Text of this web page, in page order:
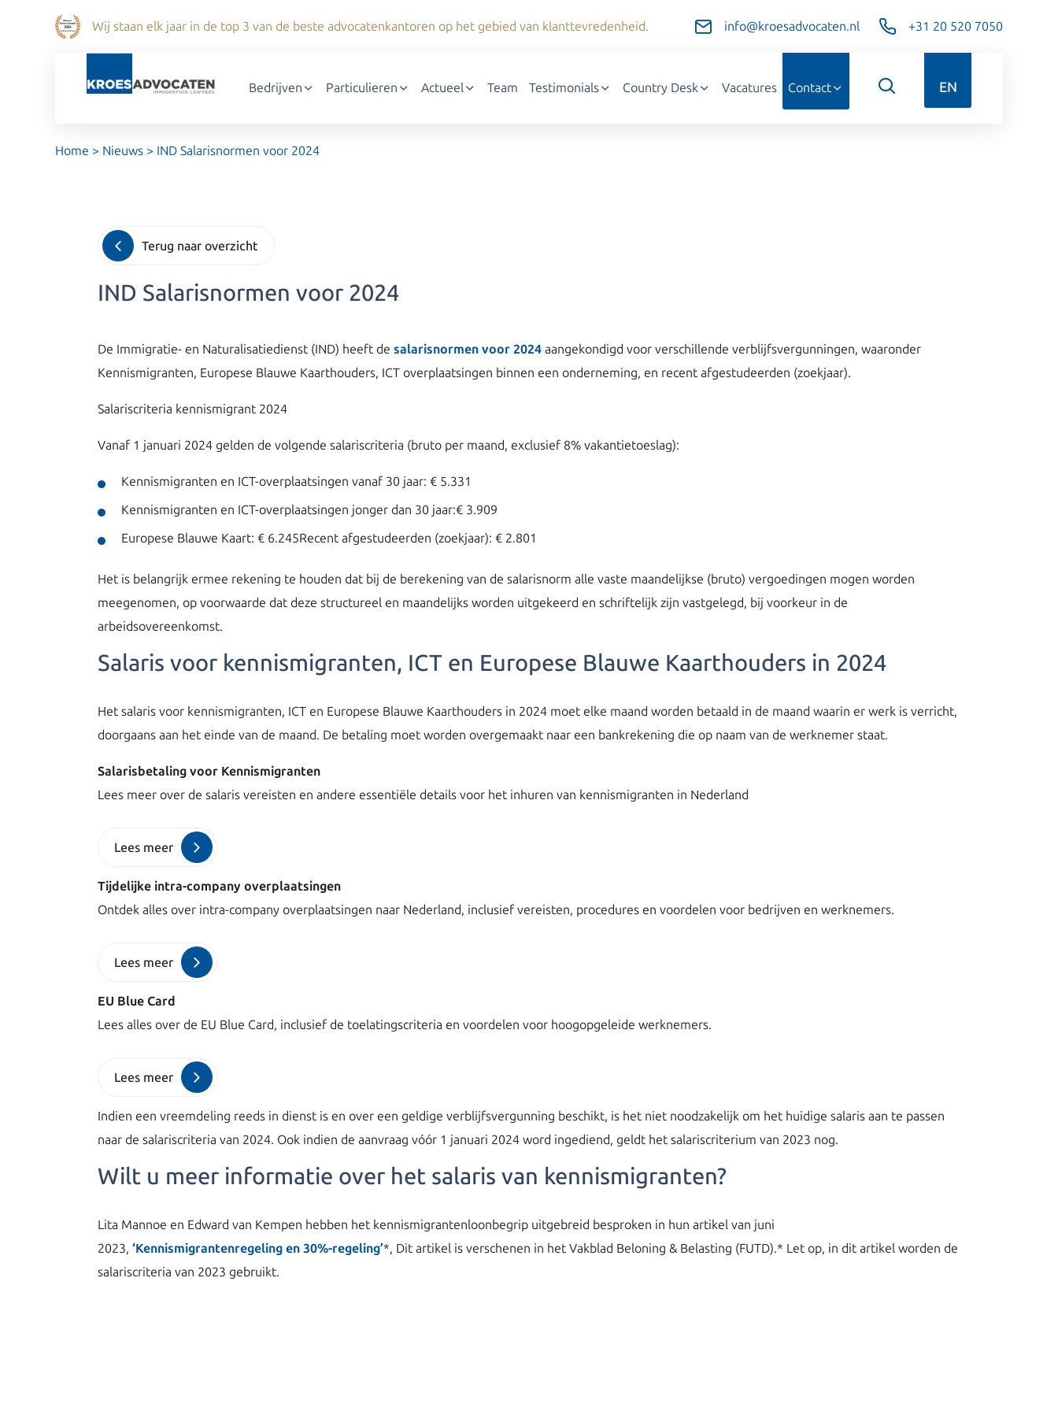
Wij staan elk jaar in de top 3 van de beste advocatenkantoren op het gebied van klanttevredenheid. info@kroesadvocaten.nl +31 20 520 7050
Bedrijven Particulieren Actueel Team Testimonials Country Desk Vacatures Contact EN
Home > Nieuws > IND Salarisnormen voor 2024
Terug naar overzicht
IND Salarisnormen voor 2024
De Immigratie- en Naturalisatiedienst (IND) heeft de salarisnormen voor 2024 aangekondigd voor verschillende verblijfsvergunningen, waaronder
Kennismigranten, Europese Blauwe Kaarthouders, ICT overplaatsingen binnen een onderneming, en recent afgestudeerden (zoekjaar).
Salariscriteria kennismigrant 2024
Vanaf 1 januari 2024 gelden de volgende salariscriteria (bruto per maand, exclusief 8% vakantietoeslag):
Kennismigranten en ICT-overplaatsingen vanaf 30 jaar: € 5.331
Kennismigranten en ICT-overplaatsingen jonger dan 30 jaar:€ 3.909
Europese Blauwe Kaart: € 6.245Recent afgestudeerden (zoekjaar): € 2.801
Het is belangrijk ermee rekening te houden dat bij de berekening van de salarisnorm alle vaste maandelijkse (bruto) vergoedingen mogen worden
meegenomen, op voorwaarde dat deze structureel en maandelijks worden uitgekeerd en schriftelijk zijn vastgelegd, bij voorkeur in de
arbeidsovereenkomst.
Salaris voor kennismigranten, ICT en Europese Blauwe Kaarthouders in 2024
Het salaris voor kennismigranten, ICT en Europese Blauwe Kaarthouders in 2024 moet elke maand worden betaald in de maand waarin er werk is verricht,
doorgaans aan het einde van de maand. De betaling moet worden overgemaakt naar een bankrekening die op naam van de werknemer staat.
Salarisbetaling voor Kennismigranten
Lees meer over de salaris vereisten en andere essentiële details voor het inhuren van kennismigranten in Nederland
Lees meer
Tijdelijke intra-company overplaatsingen
Ontdek alles over intra-company overplaatsingen naar Nederland, inclusief vereisten, procedures en voordelen voor bedrijven en werknemers.
Lees meer
EU Blue Card
Lees alles over de EU Blue Card, inclusief de toelatingscriteria en voordelen voor hoogopgeleide werknemers.
Lees meer
Indien een vreemdeling reeds in dienst is en over een geldige verblijfsvergunning beschikt, is het niet noodzakelijk om het huidige salaris aan te passen
naar de salariscriteria van 2024. Ook indien de aanvraag vóór 1 januari 2024 word ingediend, geldt het salariscriterium van 2023 nog.
Wilt u meer informatie over het salaris van kennismigranten?
Lita Mannoe en Edward van Kempen hebben het kennismigrantenloonbegrip uitgebreid besproken in hun artikel van juni
2023, ‘Kennismigrantenregeling en 30%-regeling’*, Dit artikel is verschenen in het Vakblad Beloning & Belasting (FUTD).* Let op, in dit artikel worden de
salariscriteria van 2023 gebruikt.